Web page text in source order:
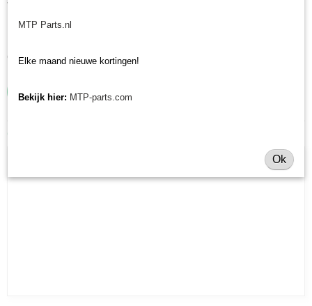
V-snaar Kubota voor uw Kubota B 2410, B 4200, B 5001, B 5100, B 6000,
B 6001, B 6100, B 7000, B 7001, B 7100
ons volledige assortiment.
MTP Parts.nl
Elke maand nieuwe kortingen!
Bekijk hier: MTP-parts.com
Ok